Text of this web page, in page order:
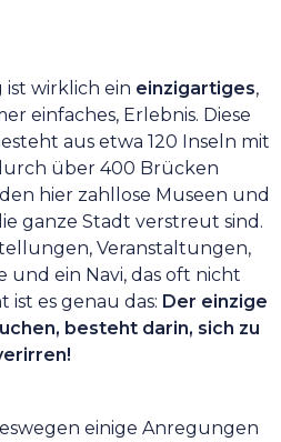
ist wirklich ein einzigartiges,
einfaches, Erlebnis. Diese
aus etwa 120 Inseln mit
über 400 Brücken
hier zahllose Museen und
ganze Stadt verstreut sind.
Veranstaltungen,
und ein Navi, das oft nicht
es genau das: Der einzige
besteht darin, sich zu
einige Anregungen